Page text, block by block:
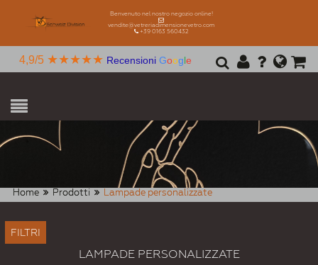
Benvenuto nel nostro negozio online!
vendite@vetreriadimensionevetro.com
+39 0163 560432
4,9/5 ★★★★★ Recensioni Google
Home Prodotti Lampade personalizzate
FILTRI
LAMPADE PERSONALIZZATE